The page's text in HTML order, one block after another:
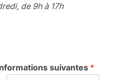
de 9h à 17h
suivantes *